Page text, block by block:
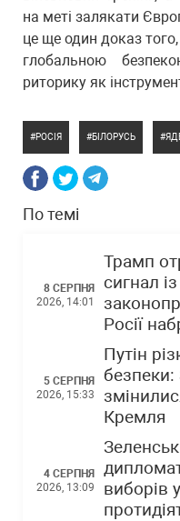
на меті залякати
це ще один доказ
глобальною
риторику як
РОСІЯ БІЛОРУСЬ
По темі
8 СЕРПНЯ
2026, 14:01
Трамп
сигнал
Росії
5 СЕРПНЯ
2026, 15:33
Путін
Кремля
4 СЕРПНЯ
2026, 13:09
виборів